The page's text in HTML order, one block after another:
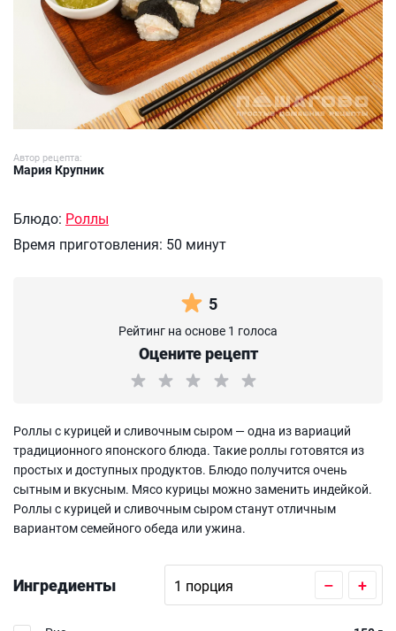
Автор рецепта:
Мария Крупник
Блюдо: Роллы
Время приготовления: 50 минут
5
Рейтинг на основе 1 голоса
Оцените рецепт
Роллы с курицей и сливочным сыром — одна из вариаций
традиционного японского блюда. Такие роллы готовятся из
простых и доступных продуктов. Блюдо получится очень
сытным и вкусным. Мясо курицы можно заменить индейкой.
Роллы с курицей и сливочным сыром станут отличным
вариантом семейного обеда или ужина.
Ингредиенты – +